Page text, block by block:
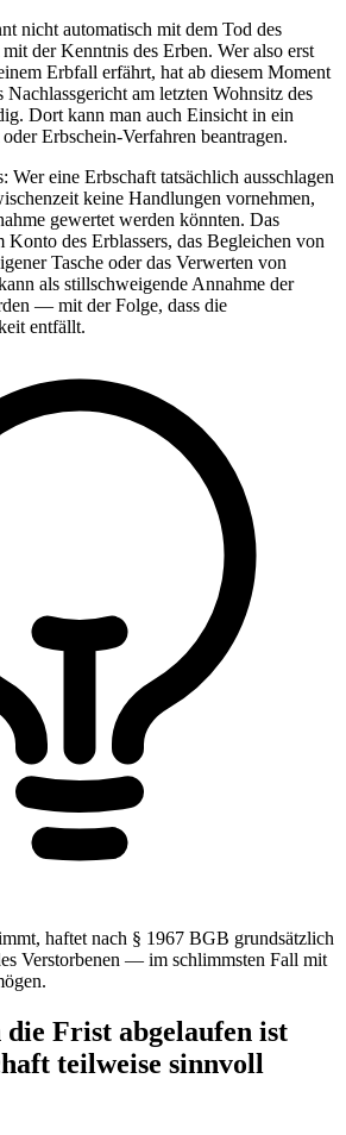
nicht automatisch mit dem Tod des
der Kenntnis des Erben. Wer also erst
Erbfall erfährt, hat ab diesem Moment
Nachlassgericht am letzten Wohnsitz des
Dort kann man auch Einsicht in ein
Erbschein-Verfahren beantragen.
eine Erbschaft tatsächlich ausschlagen
keine Handlungen vornehmen,
gewertet werden könnten. Das
des Erblassers, das Begleichen von
Tasche oder das Verwerten von
als stillschweigende Annahme der
— mit der Folge, dass die
entfällt.
haftet nach § 1967 BGB grundsätzlich
Verstorbenen — im schlimmsten Fall mit
die Frist abgelaufen ist
teilweise sinnvoll